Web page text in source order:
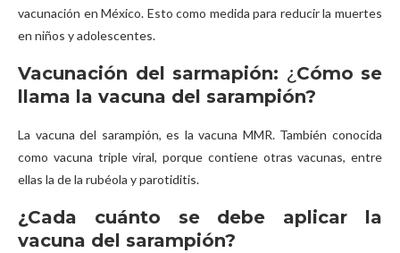
vacunación en México. Esto como medida para reducir la muertes
en niños y adolescentes.
Vacunación del sarmapión: ¿ Cómo se
llama la vacuna del sarampión?
La vacuna del sarampión, es la vacuna MMR. También conocida
como vacuna triple viral, porque contiene otras vacunas, entre
ellas la de la rubéola y parotiditis.
¿Cada cuánto se debe aplicar la
vacuna del sarampión?